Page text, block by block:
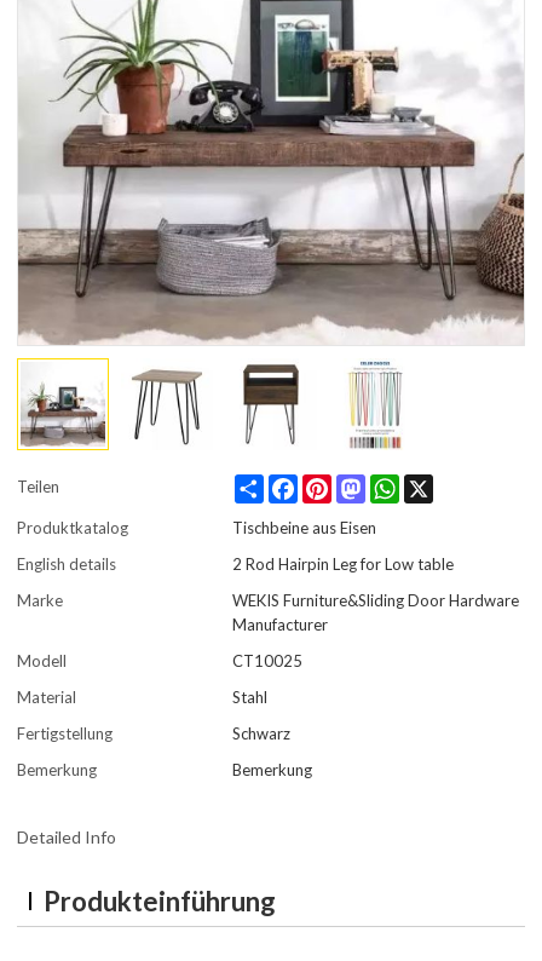
Teilen Share FacebookPinterestMastodonWhatsApp
Produktkatalog
Tischbeine aus Eisen
English details
2 Rod Hairpin Leg for Low table
Marke
WEKIS Furniture&Sliding Door Hardware
Manufacturer
Modell
CT10025
Material
Stahl
Fertigstellung
Schwarz
Bemerkung
Bemerkung
Detailed Info
Produkteinführung